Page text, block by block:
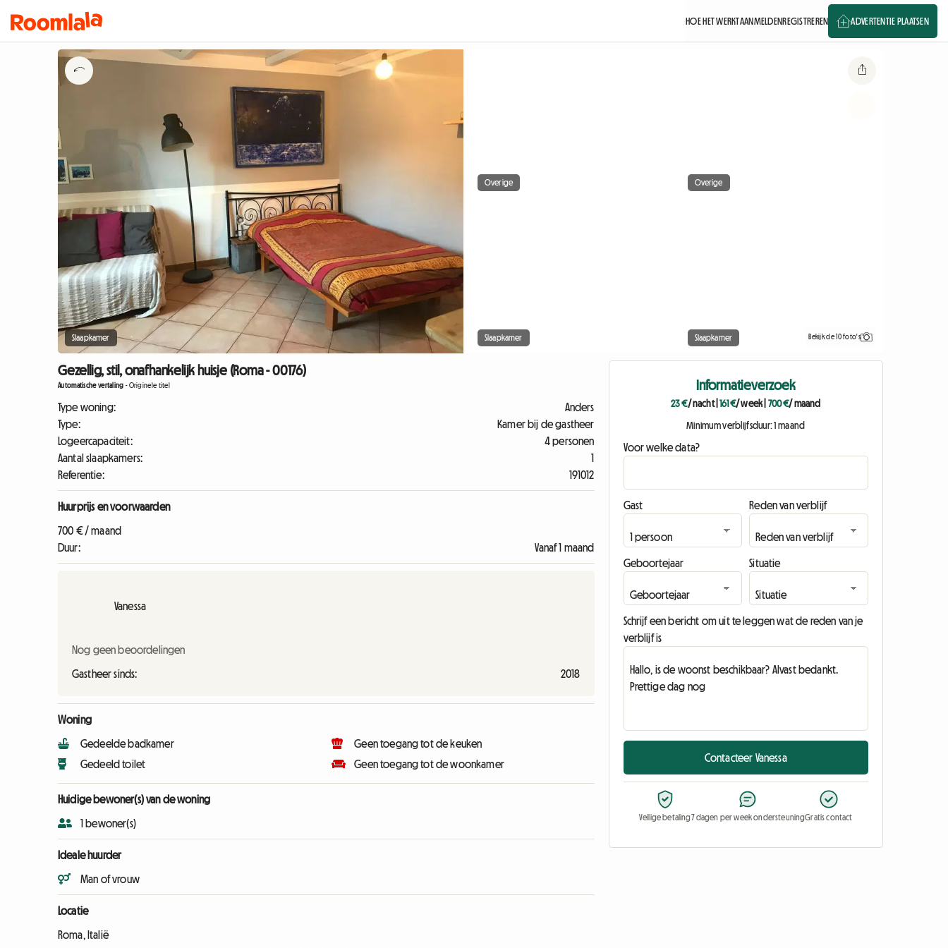
HOE HET WERKTAANMELDENREGISTREREN ADVERTENTIE PLAATSEN
Slaapkamer
Overige Overige
Slaapkamer Slaapkamer Bekijk de 10 foto's
Gezellig, stil, onafhankelijk huisje (Roma - 00176)
Automatische vertaling -Originele titel
Type woning:
Anders
Type:
Kamer bij de gastheer
Logeercapaciteit:
4 personen
Aantal slaapkamers:
1
Referentie:
191012
Huurprijs en voorwaarden
700 € / maand
Duur:
Vanaf 1 maand
Vanessa
Nog geen beoordelingen
Gastheer sinds: 2018
Woning
Gedeelde badkamer
Gedeeld toilet
Geen toegang tot de keuken
Geen toegang tot de woonkamer
Huidige bewoner(s) van de woning
1 bewoner(s)
Ideale huurder
Man of vrouw
Locatie
Roma, Italië
Informatieverzoek
23 €/ nacht|161 €/ week| 700 €/ maand
Minimum verblijfsduur: 1 maand
Voor welke data?
Gast Reden van verblijf
Geboortejaar Situatie
Schrijf een bericht om uit te leggen wat de reden van je
verblijf is
Contacteer Vanessa
Veilige betaling7 dagen per week ondersteuningGratis contact